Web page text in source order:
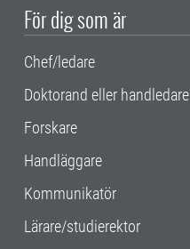
För dig som är
Chef/ledare
Doktorand eller handledare
Forskare
Handläggare
Kommunikatör
Lärare/studierektor